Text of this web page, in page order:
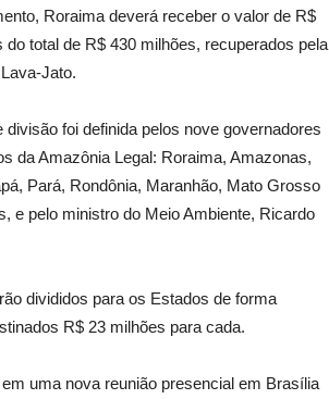
Roraima deverá receber o valor de R$
do total de R$ 430 milhões, recuperados pela
Jato.
divisão foi definida pelos nove governadores
da Amazônia Legal: Roraima, Amazonas,
Pará, Rondônia, Maranhão, Mato Grosso
e pelo ministro do Meio Ambiente, Ricardo
divididos para os Estados de forma
R$ 23 milhões para cada.
uma nova reunião presencial em Brasília